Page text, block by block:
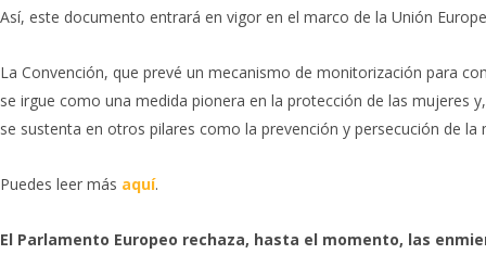
Así, este documento entrará en vigor en el marco de la Unión
La Convención, que prevé un mecanismo de monitorización para
se irgue como una medida pionera en la protección de las mujeres
se sustenta en otros pilares como la prevención y persecución de la
Puedes leer más aquí.
El Parlamento Europeo rechaza, hasta el momento, las